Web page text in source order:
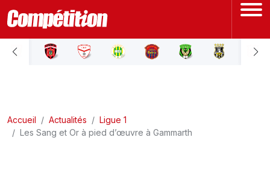
ACCUEIL
LIGUE 2
Accueil Actualités
Ligue 1
Les Sang et Or à pied d’œuvre à Gammarth